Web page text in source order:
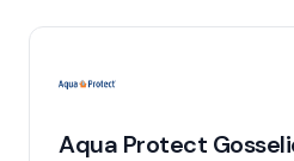
Aqua Protect